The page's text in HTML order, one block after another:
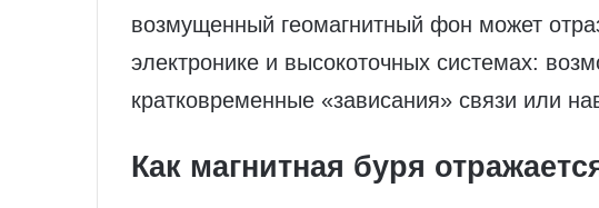
возмущенный геомагнитный фон может
электронике и высокоточных системах:
кратковременные «зависания» связи или
Как магнитная буря